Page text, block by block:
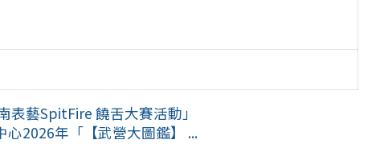
藝SpitFire 饒舌大賽活動」
2026年「【武營大圖鑑】 ...